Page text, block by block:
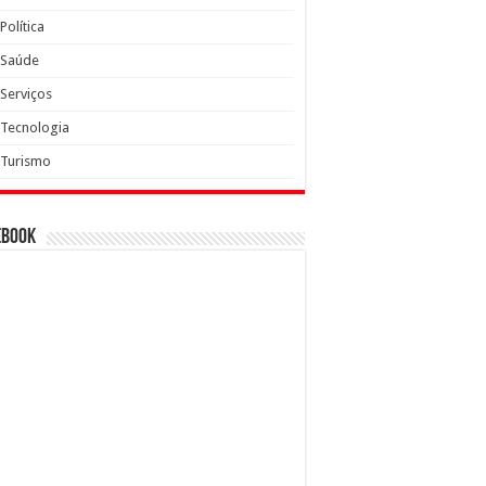
Política
Saúde
Serviços
Tecnologia
Turismo